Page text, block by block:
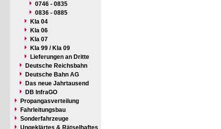
0746 - 0835
0836 - 0885
Kla 04
Kla 06
Kla 07
Kla 99 / Kla 09
Lieferungen an Dritte
Deutsche Reichsbahn
Deutsche Bahn AG
Das neue Jahrtausend
DB InfraGO
Propangasverteilung
Fahrleitungsbau
Sonderfahrzeuge
Ungeklärtes & Rätselhaftes